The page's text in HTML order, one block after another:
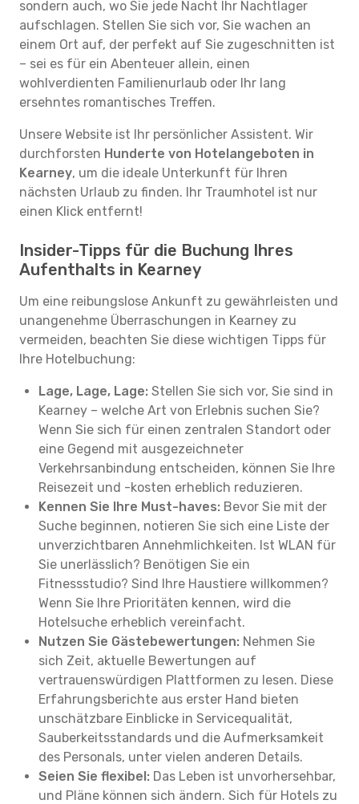
sondern auch, wo Sie jede Nacht Ihr Nachtlager
aufschlagen. Stellen Sie sich vor, Sie wachen an
einem Ort auf, der perfekt auf Sie zugeschnitten ist
– sei es für ein Abenteuer allein, einen
wohlverdienten Familienurlaub oder Ihr lang
ersehntes romantisches Treffen.
Unsere Website ist Ihr persönlicher Assistent. Wir
durchforsten Hunderte von Hotelangeboten in
Kearney, um die ideale Unterkunft für Ihren
nächsten Urlaub zu finden. Ihr Traumhotel ist nur
einen Klick entfernt!
Insider-Tipps für die Buchung Ihres
Aufenthalts in Kearney
Um eine reibungslose Ankunft zu gewährleisten und
unangenehme Überraschungen in Kearney zu
vermeiden, beachten Sie diese wichtigen Tipps für
Ihre Hotelbuchung:
Lage, Lage, Lage: Stellen Sie sich vor, Sie sind in
Kearney – welche Art von Erlebnis suchen Sie?
Wenn Sie sich für einen zentralen Standort oder
eine Gegend mit ausgezeichneter
Verkehrsanbindung entscheiden, können Sie Ihre
Reisezeit und -kosten erheblich reduzieren.
Kennen Sie Ihre Must-haves: Bevor Sie mit der
Suche beginnen, notieren Sie sich eine Liste der
unverzichtbaren Annehmlichkeiten. Ist WLAN für
Sie unerlässlich? Benötigen Sie ein
Fitnessstudio? Sind Ihre Haustiere willkommen?
Wenn Sie Ihre Prioritäten kennen, wird die
Hotelsuche erheblich vereinfacht.
Nutzen Sie Gästebewertungen: Nehmen Sie
sich Zeit, aktuelle Bewertungen auf
vertrauenswürdigen Plattformen zu lesen. Diese
Erfahrungsberichte aus erster Hand bieten
unschätzbare Einblicke in Servicequalität,
Sauberkeitsstandards und die Aufmerksamkeit
des Personals, unter vielen anderen Details.
Seien Sie flexibel: Das Leben ist unvorhersehbar,
und Pläne können sich ändern. Sich für Hotels zu